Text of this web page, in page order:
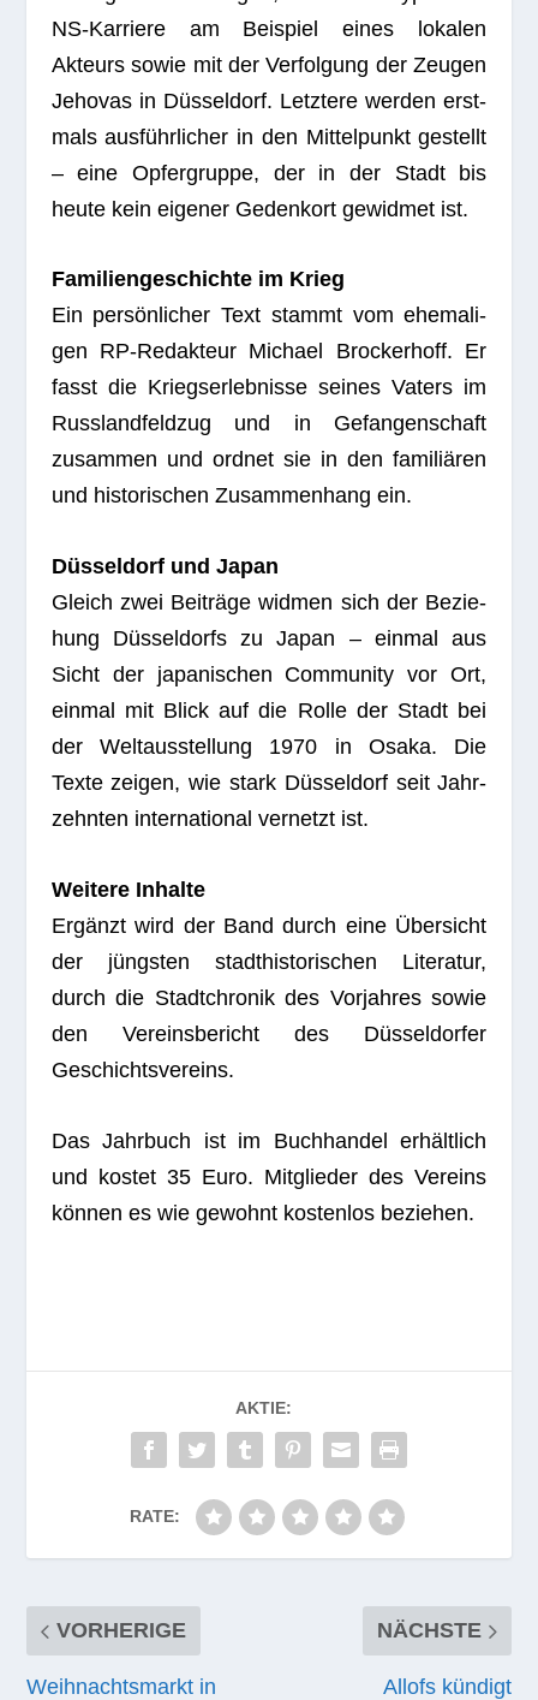
NS-Kar­riere am Bei­spiel eines loka­len
Akteurs sowie mit der Ver­fol­gung der Zeu­gen
Jeho­vas in Düs­sel­dorf. Letz­tere wer­den erst­
mals aus­führ­li­cher in den Mit­tel­punkt gestellt
– eine Opfer­gruppe, der in der Stadt bis
heute kein eige­ner Gedenk­ort gewid­met ist.
Fami­li­en­ge­schichte im Krieg
Ein per­sön­li­cher Text stammt vom ehe­ma­li­
gen RP-Redak­teur Michael Bro­cker­hoff. Er
fasst die Kriegs­er­leb­nisse sei­nes Vaters im
Russ­land­feld­zug und in Gefan­gen­schaft
zusam­men und ord­net sie in den fami­liä­ren
und his­to­ri­schen Zusam­men­hang ein.
Düs­sel­dorf und Japan
Gleich zwei Bei­träge wid­men sich der Bezie­
hung Düs­sel­dorfs zu Japan – ein­mal aus
Sicht der japa­ni­schen Com­mu­nity vor Ort,
ein­mal mit Blick auf die Rolle der Stadt bei
der Welt­aus­stel­lung 1970 in Osaka. Die
Texte zei­gen, wie stark Düs­sel­dorf seit Jahr­
zehn­ten inter­na­tio­nal ver­netzt ist.
Wei­tere Inhalte
Ergänzt wird der Band durch eine Über­sicht
der jüngs­ten stadt­his­to­ri­schen Lite­ra­tur,
durch die Stadt­chro­nik des Vor­jah­res sowie
den Ver­eins­be­richt des Düs­sel­dor­fer
Geschichtsvereins.
Das Jahr­buch ist im Buch­han­del erhält­lich
und kos­tet 35 Euro. Mit­glie­der des Ver­eins
kön­nen es wie gewohnt kos­ten­los beziehen.
AKTIE:
RATE:
VORHERIGE
Weihnachtsmarkt in
NÄCHSTE
Allofs kündigt